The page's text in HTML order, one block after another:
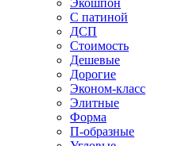
Экошпон
С патиной
ДСП
Стоимость
Дешевые
Дорогие
Эконом-класс
Элитные
Форма
П-образные